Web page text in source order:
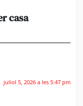
casa
juliol 5, 2026 a les 5:47 pm